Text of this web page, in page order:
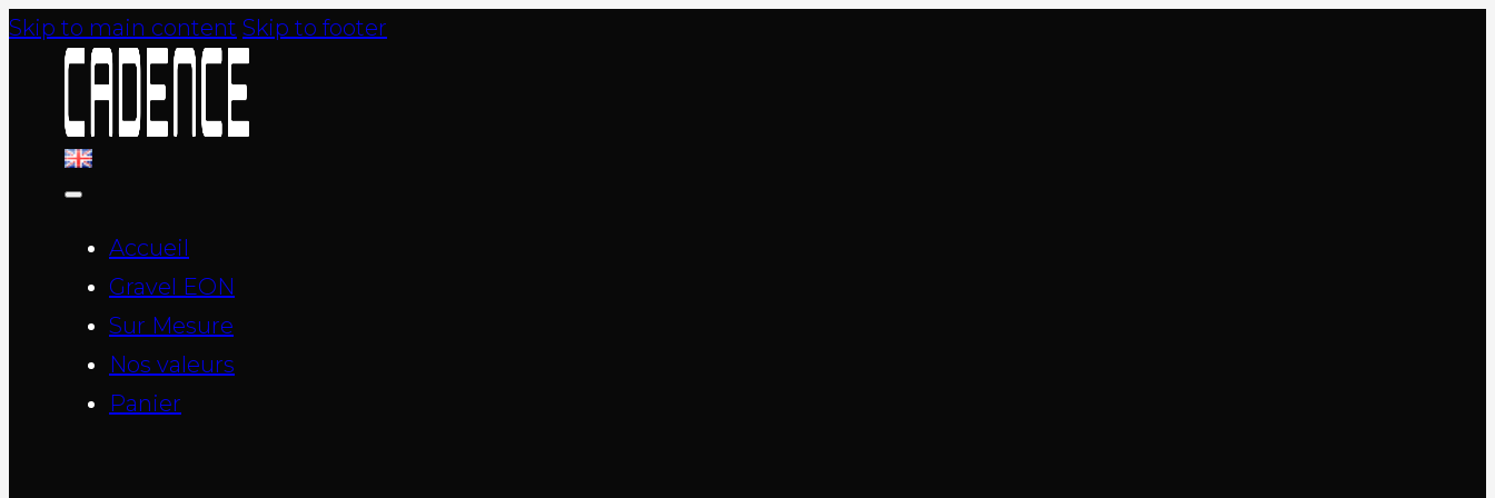
Skip to main content Skip to footer
Accueil
Gravel EON
Sur Mesure
Nos valeurs
Panier